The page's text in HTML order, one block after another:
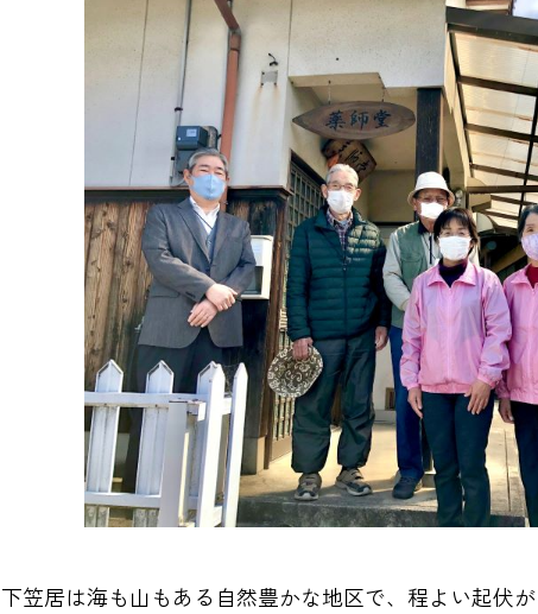
下笠居は海も山もある自然豊かな地区で、程よい起伏